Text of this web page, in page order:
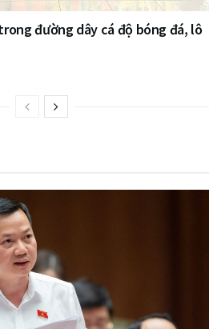
đường dây cá độ bóng đá, lô